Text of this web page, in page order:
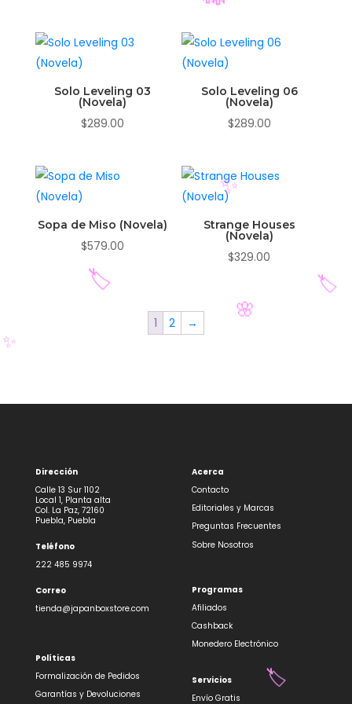
Solo Leveling 03
(Novela)
$289.00
Solo Leveling 06
(Novela)
$289.00
Sopa de Miso (Novela)
$579.00
Strange Houses
(Novela)
$329.00
1 2 →
Dirección
Calle 13 Sur 1102
Local 1, Planta alta
Col. La Paz, 72160
Puebla, Puebla
Teléfono
222 485 9974
Correo
tienda@japanboxstore.com
Políticas
Formalización de Pedidos
Garantías y Devoluciones
Acerca
Contacto
Editoriales y Marcas
Preguntas Frecuentes
Sobre Nosotros
Programas
Afiliados
Cashback
Monedero Electrónico
Servicios
Envío Gratis
🏷️
🎋
✨